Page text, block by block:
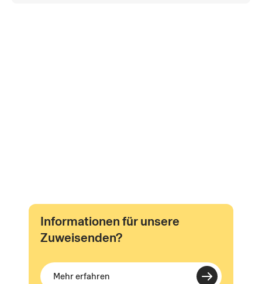
Informationen für unsere
Zuweisenden?
Mehr erfahren